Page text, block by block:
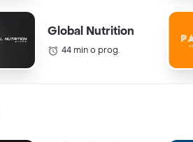
Global Nutrition
44 min o prog.